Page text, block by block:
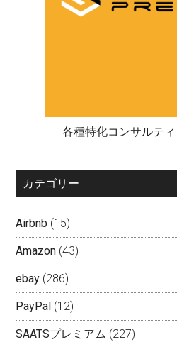
各種特化コンサルテ
カテゴリー
Airbnb (15)
Amazon (43)
ebay (286)
PayPal (12)
SAATSプレミアム (227)